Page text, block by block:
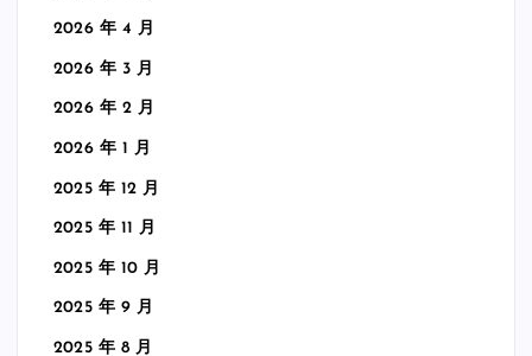
2026 年 4 月
2026 年 3 月
2026 年 2 月
2026 年 1 月
2025 年 12 月
2025 年 11 月
2025 年 10 月
2025 年 9 月
2025 年 8 月